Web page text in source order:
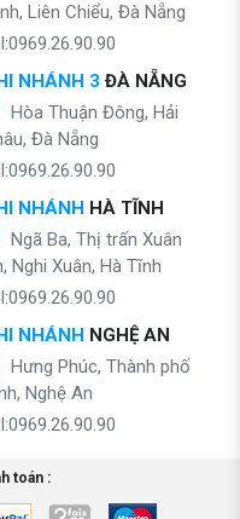
Liên Chiểu, Đà Nẵng
NHÁNH 3 ĐÀ NẴNG
Hòa Thuận Đông, Hải
Đà Nẵng
NHÁNH HÀ TĨNH
Ngã Ba, Thị trấn Xuân
Nghi Xuân, Hà Tĩnh
NHÁNH NGHỆ AN
Hưng Phúc, Thành phố
Nghệ An
toán :